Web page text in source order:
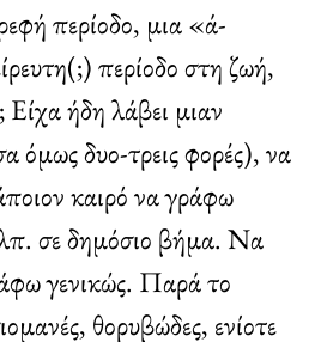
περίοδο, μια «ά-
περίοδο στη ζωή,
Είχα ήδη λάβει μιαν
όμως δυο-τρεις φορές), να
καιρό να γράφω
σε δημόσιο βήμα. Να
γενικώς. Παρά το
θορυβώδες, ενίοτε